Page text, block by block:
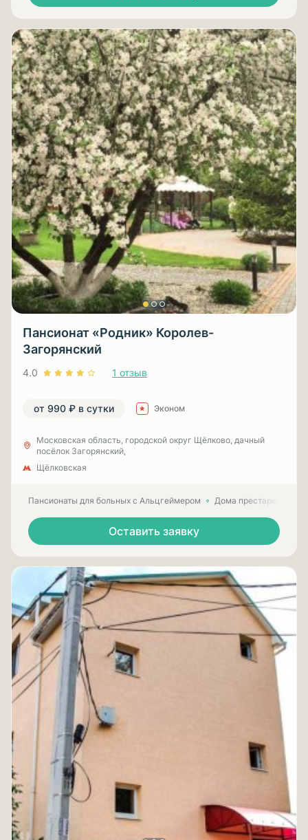
Пансионат «Родник» Королев-
Загорянский
4.0 1 отзыв
от 990 ₽ в сутки Эконом
Московская область, городской округ Щёлково, дачный
посёлок Загорянский,
Щёлковская
Пансионаты для больных с Альцгеймером Дома престарелых
Оставить заявку